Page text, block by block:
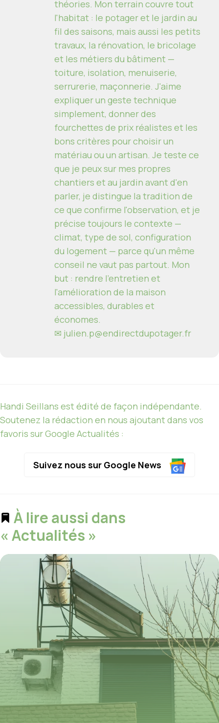
théories. Mon terrain couvre tout
l'habitat : le potager et le jardin au
fil des saisons, mais aussi les petits
travaux, la rénovation, le bricolage
et les métiers du bâtiment —
toiture, isolation, menuiserie,
serrurerie, maçonnerie. J'aime
expliquer un geste technique
simplement, donner des
fourchettes de prix réalistes et les
bons critères pour choisir un
matériau ou un artisan. Je teste ce
que je peux sur mes propres
chantiers et au jardin avant d'en
parler, je distingue la tradition de
ce que confirme l'observation, et je
précise toujours le contexte —
climat, type de sol, configuration
du logement — parce qu'un même
conseil ne vaut pas partout. Mon
but : rendre l'entretien et
l'amélioration de la maison
accessibles, durables et
économes.
✉ julien.p@endirectdupotager.fr
Handi Seillans est édité de façon indépendante.
Soutenez la rédaction en nous ajoutant dans vos
favoris sur Google Actualités :
Suivez nous sur Google News
À lire aussi dans
« Actualités »